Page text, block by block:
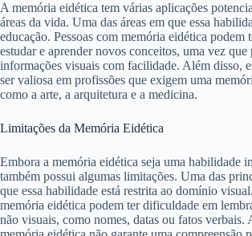
A memória eidética tem várias aplicações
áreas da vida. Uma das áreas em que essa
educação. Pessoas com memória eidética podem
estudar e aprender novos conceitos, uma vez que
informações visuais com facilidade. Além disso,
ser valiosa em profissões que exigem uma
como a arte, a arquitetura e a medicina.
Limitações da Memória Eidética
Embora a memória eidética seja uma habilidade
também possui algumas limitações. Uma das
que essa habilidade está restrita ao domínio
memória eidética podem ter dificuldade em
não visuais, como nomes, datas ou fatos verbais.